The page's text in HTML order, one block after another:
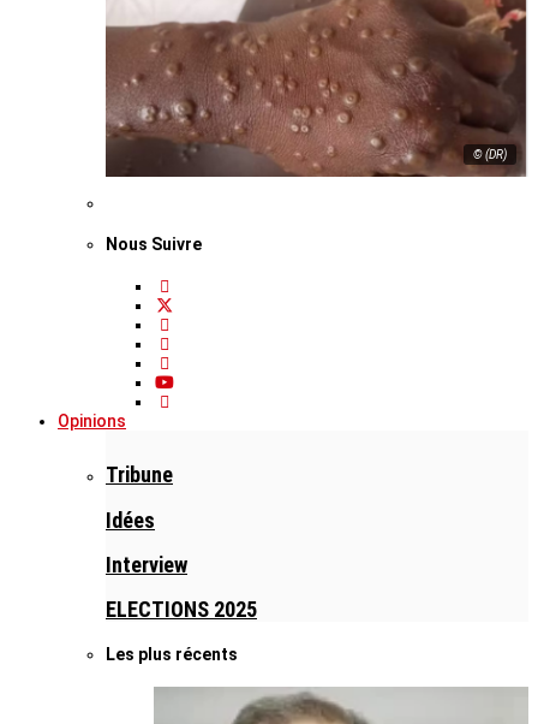
© (DR)
Nous Suivre
Opinions
Tribune
Idées
Interview
ELECTIONS 2025
Les plus récents